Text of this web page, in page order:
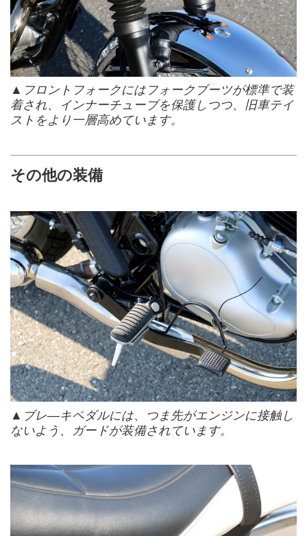
▲フロントフォークにはフォークブーツが標準で装
着され、インナーチューブを保護しつつ、旧車テイ
ストをより一層高めています。
その他の装備
▲ブレ―キペダルには、つま先がエンジンに接触し
ないよう、ガードが装備されています。